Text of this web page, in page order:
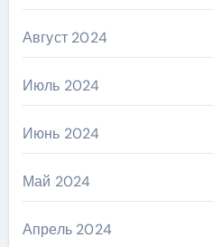
Август 2024
Июль 2024
Июнь 2024
Май 2024
Апрель 2024